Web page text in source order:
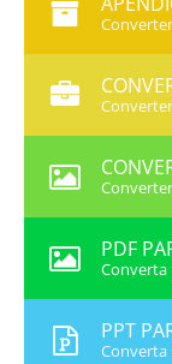
PDF
Converta
PPT
Converta